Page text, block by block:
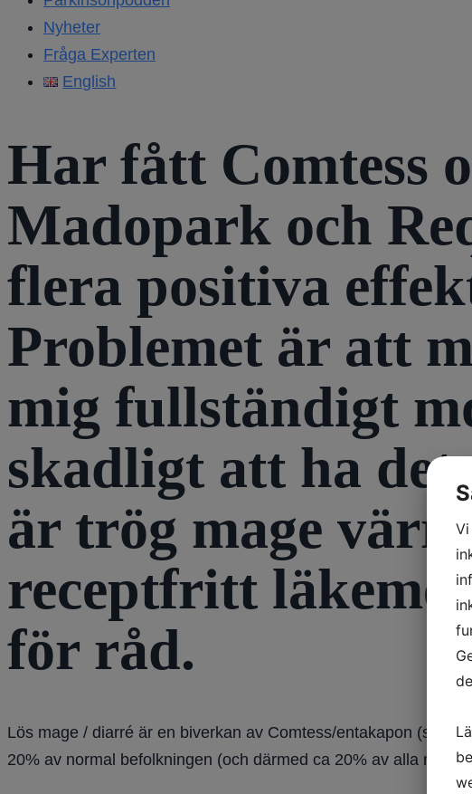
Nyheter
Fråga Experten
English
Har fått Comtess
Madopark och
flera positiva
Problemet är att
mig fullständigt
skadligt att ha det
är trög mage
receptfritt
för råd.
Lös mage / diarré är en biverkan av Comtess/entakapon (som
20% av normal befolkningen (och därmed ca 20% av alla med